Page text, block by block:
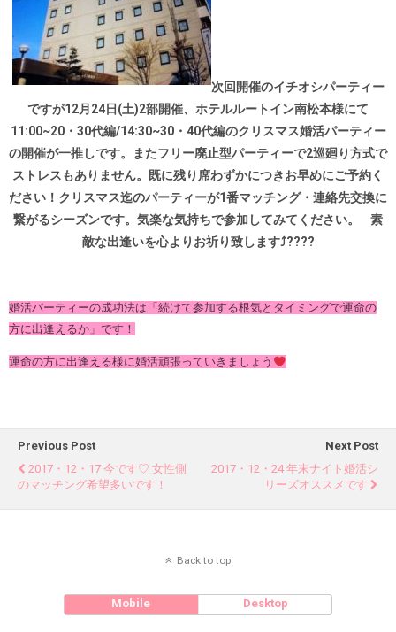
次回開催のイチオシパーティー
ですが12月24日(土)2部開催、ホテルルートイン南松本様にて
11:00~20・30代編/14:30~30・40代編のクリスマス婚活パーティー
の開催が一推しです。またフリー廃止型パーティーで2巡廻り方式で
ストレスもありません。既に残り席わずかにつきお早めにご予約く
ださい！クリスマス迄のパーティーが1番マッチング・連絡先交換に
繋がるシーズンです。気楽な気持ちで参加してみてください。 素
敵な出逢いを心よりお祈り致します⤴︎????
婚活パーティーの成功法は「続けて参加する根気とタイミングで運命の
方に出逢えるか」です！
運命の方に出逢える様に婚活頑張っていきましょう
Previous Post
2017・12・17 今です♡ 女性側
のマッチング希望多いです！
Next Post
2017・12・24 年末ナイト婚活シ
リーズオススメです
Back to top
Mobile Desktop